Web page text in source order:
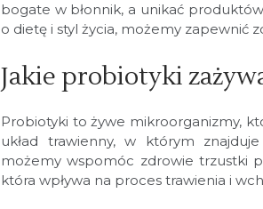
bogate w błonnik, a unikać
o dietę i styl życia, możemy zapewnić
Jakie probiotyki
Probiotyki to żywe mikroorganizmy,
układ trawienny, w którym
możemy wspomóc zdrowie trzustki
która wpływa na proces trawienia i